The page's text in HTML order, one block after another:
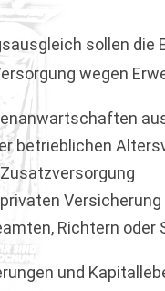
sollen
wegen
betrieblichen
Versicherung
Richtern oder
und